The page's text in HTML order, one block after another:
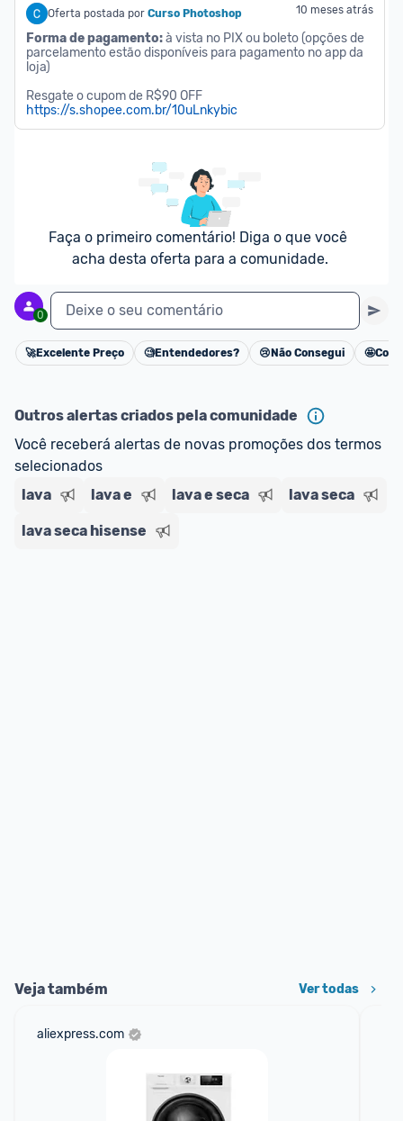
são aceitas ofertas de Lojas Oficiais
, ou seja,
vendedores que representam empresas validadas
pelo Shopee.
As promoções são verificadas normalmente e os
preços devem estar na média ou abaixo da média
Oferta postada por Curso Photoshop 10 meses atrás
Forma de pagamento: à vista no PIX ou boleto (opções de
parcelamento estão disponíveis para pagamento no app da
loja)
Resgate o cupom de R$90 OFF
https://s.shopee.com.br/10uLnkybic
Faça o primeiro comentário! Diga o que você
acha desta oferta para a comunidade.
0 Deixe o seu comentário
Cancelar
🚀Excelente Preço 🧐Entendedores? 😢 Não Consegui 🤩
Outros alertas criados pela comunidade
Você receberá alertas de novas promoções dos termos
selecionados
lava
lava e lava e seca lava seca
lava seca hisense
Veja também Ver todas
aliexpress.com